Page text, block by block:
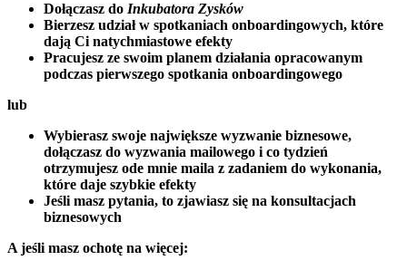
Dołączasz do Inkubatora Zysków
Bierzesz udział w spotkaniach onboardingowych, które
dają Ci natychmiastowe efekty
Pracujesz ze swoim planem działania opracowanym
podczas pierwszego spotkania onboardingowego
lub
Wybierasz swoje największe wyzwanie biznesowe,
dołączasz do wyzwania mailowego i co tydzień
otrzymujesz ode mnie maila z zadaniem do wykonania,
które daje szybkie efekty
Jeśli masz pytania, to zjawiasz się na konsultacjach
biznesowych
A jeśli masz ochotę na więcej: